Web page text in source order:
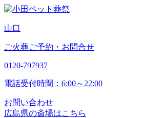
山口
ご火葬ご予約・お問合せ
0120-797937
電話受付時間：6:00～22:00
お問い合わせ
広島県の斎場はこちら